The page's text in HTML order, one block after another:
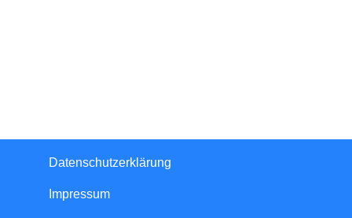
Datenschutzerklärung
Impressum